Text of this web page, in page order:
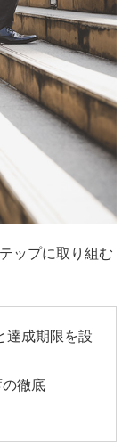
ップに取り組む
達成期限を設
徹底